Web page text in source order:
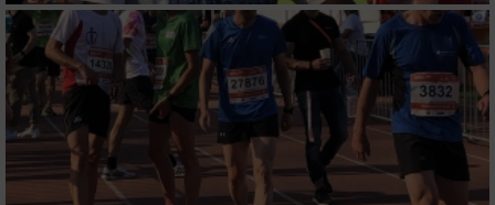
Erstellung von Profilen zur Personalisierung
von Inhalten
Verwendung von Profilen zur Auswahl
personalisierter Inhalte
Messung der Werbeleistung